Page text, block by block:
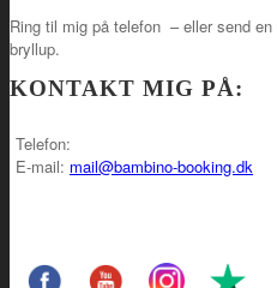
Ring til mig på telefon – eller send
bryllup.
KONTAKT MIG PÅ:
Telefon:
E-mail: mail@bambino-booking.dk